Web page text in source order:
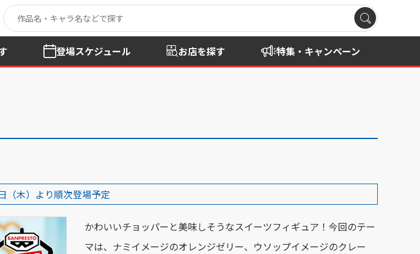
登場スケジュール お店を探す 特集・キャンペーン
（木）より順次登場予定
かわいいチョッパーと美味しそうなスイーツフィギュア！今回のテー
マは、ナミイメージのオレンジゼリー、ウソップイメージのクレー